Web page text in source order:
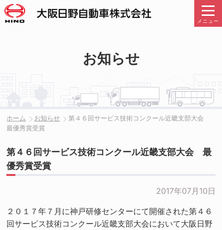
メニュー
お知らせ
ホーム お知らせ
第４６回サービス技術コンクール近畿支部大会
最優秀賞受賞
第４６回サービス技術コンクール近畿支部大会 最
優秀賞受賞
2017年07月10日
２０１７年７月に神戸研修センターにて開催された第４６
回サービス技術コンクール近畿支部大会において大阪日野